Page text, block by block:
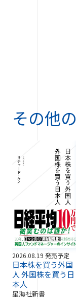
その他の
2026.08.19 発売予定
日本株を買う外国
人 外国株を買う日
本人
星海社新書